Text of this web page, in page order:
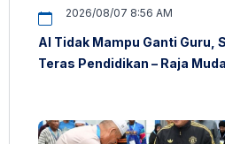
2026/08/07 8:56 AM
AI Tidak Mampu Ganti Guru,
Teras Pendidikan – Raja